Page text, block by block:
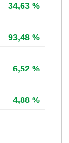
34,63 %
93,48 %
6,52 %
4,88 %